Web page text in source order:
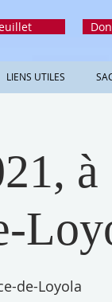
LIENS UTILES
à
de-Loyola